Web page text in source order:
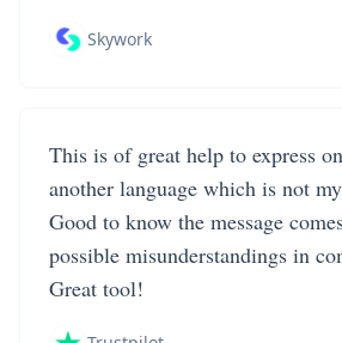
Skywork
This is of great help to express
another language which is not
Good to know the message
possible misunderstandings in
Great tool!